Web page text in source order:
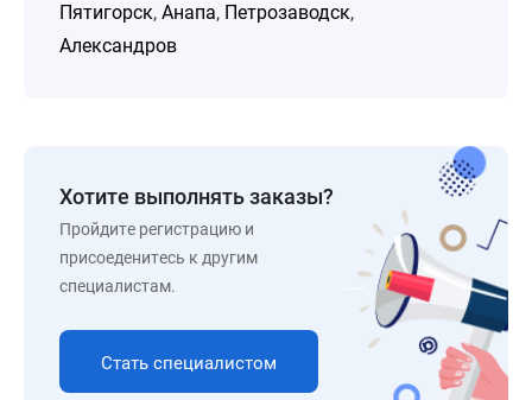
Пятигорск, Анапа, Петрозаводск,
Александров
Хотите выполнять заказы?
Пройдите регистрацию и
присоеденитесь к другим
специалистам.
Стать специалистом